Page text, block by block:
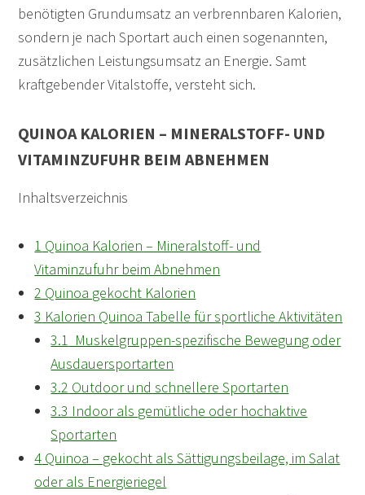
benötigten Grundumsatz an verbrennbaren Kalorien,
sondern je nach Sportart auch einen sogenannten,
zusätzlichen Leistungsumsatz an Energie. Samt
kraftgebender Vitalstoffe, versteht sich.
QUINOA KALORIEN – MINERALSTOFF- UND
VITAMINZUFUHR BEIM ABNEHMEN
Inhaltsverzeichnis
1 Quinoa Kalorien – Mineralstoff- und
Vitaminzufuhr beim Abnehmen
2 Quinoa gekocht Kalorien
3 Kalorien Quinoa Tabelle für sportliche Aktivitäten
3.1 Muskelgruppen-spezifische Bewegung oder
Ausdauersportarten
3.2 Outdoor und schnellere Sportarten
3.3 Indoor als gemütliche oder hochaktive
Sportarten
4 Quinoa – gekocht als Sättigungsbeilage, im Salat
oder als Energieriegel